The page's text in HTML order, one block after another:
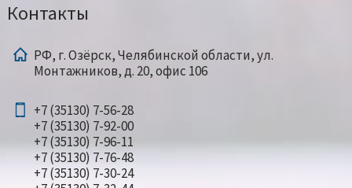
Контакты
РФ, г. Озёрск, Челябинской области, ул.
Монтажников, д. 20, офис 106
+7 (35130) 7-56-28
+7 (35130) 7-92-00
+7 (35130) 7-96-11
+7 (35130) 7-76-48
+7 (35130) 7-30-24